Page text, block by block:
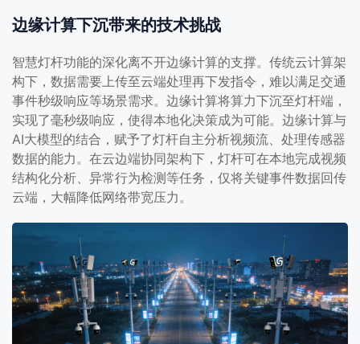
边缘计算下沉带来的技术挑战
智慧灯杆功能的深化离不开边缘计算的支撑。传统云计算架
构下，数据需要上传至云端处理再下发指令，难以满足交通
事件秒级响应等场景需求。边缘计算将算力下沉至灯杆端，
实现了毫秒级响应，使得本地化决策成为可能。边缘计算与
AI大模型的结合，赋予了灯杆自主分析视频流、处理传感器
数据的能力。在云边端协同架构下，灯杆可在本地完成视频
结构化分析、异常行为检测等任务，仅将关键事件数据回传
云端，大幅降低网络带宽压力。